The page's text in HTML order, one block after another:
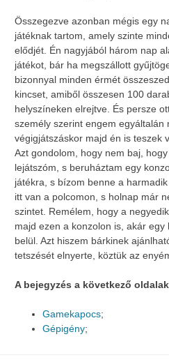
Összegezve azonban mégis egy
játéknak tartom, amely szinte
elődjét. Én nagyjából három nap
játékot, bár ha megszállott
bizonnyal minden érmét
kincset, amiből összesen 100
helyszíneken elrejtve. És persze
személy szerint engem egyáltalán
végigjátszáskor majd én is teszek
Azt gondolom, hogy nem baj,
lejátszóm, s beruháztam egy
játékra, s bízom benne a
itt van a polcomon, s holnap már
szintet. Remélem, hogy a
majd ezen a konzolon is, akár
belül. Azt hiszem bárkinek
tetszését elnyerte, köztük az
A bejegyzés a következő
Gamekapocs;
Gépigény;